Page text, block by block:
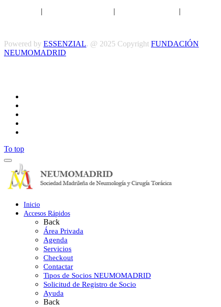
| | |
Powered by ESSENZIAL. @ 2025 Copyright FUNDACIÓN
NEUMOMADRID
To top
Inicio
Accesos Rápidos
Back
Área Privada
Agenda
Servicios
Checkout
Contactar
Tipos de Socios NEUMOMADRID
Solicitud de Registro de Socio
Ayuda
Back